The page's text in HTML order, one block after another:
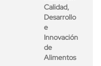
Calidad,
Desarrollo
e
Innovación
de
Alimentos